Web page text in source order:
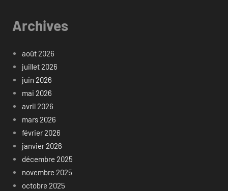
Archives
août 2026
juillet 2026
juin 2026
mai 2026
avril 2026
mars 2026
février 2026
janvier 2026
décembre 2025
novembre 2025
octobre 2025